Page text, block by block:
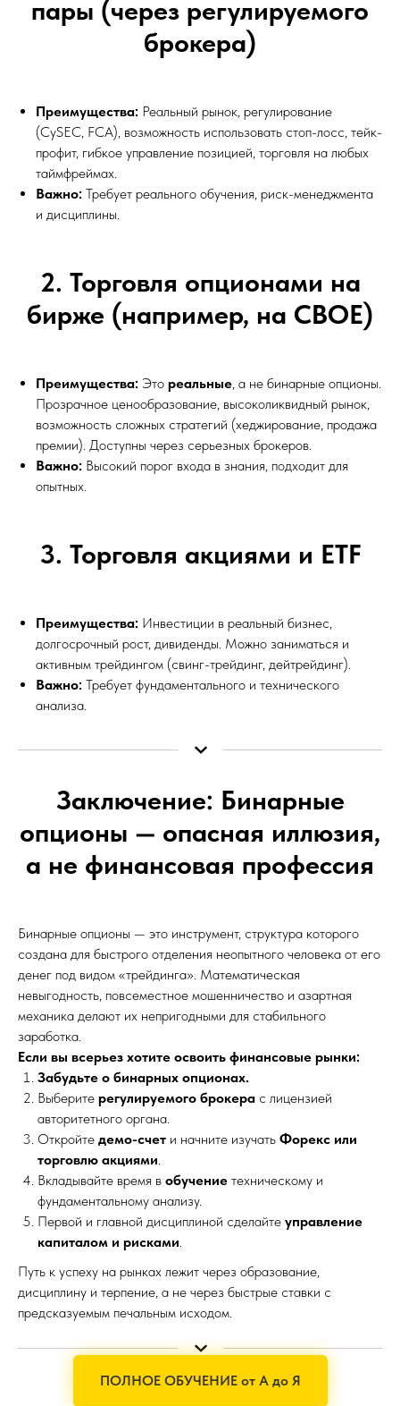
пары (через регулируемого
брокера)
Преимущества: Реальный рынок, регулирование
(CySEC, FCA), возможность использовать стоп-лосс, тейк-
профит, гибкое управление позицией, торговля на любых
таймфреймах.
Важно: Требует реального обучения, риск-менеджмента
и дисциплины.
2. Торговля опционами на
бирже (например, на CBOE)
Преимущества: Это реальные , а не бинарные опционы.
Прозрачное ценообразование, высоколиквидный рынок,
возможность сложных стратегий (хеджирование, продажа
премии). Доступны через серьезных брокеров.
Важно: Высокий порог входа в знания, подходит для
опытных.
3. Торговля акциями и ETF
Преимущества: Инвестиции в реальный бизнес,
долгосрочный рост, дивиденды. Можно заниматься и
активным трейдингом (свинг-трейдинг, дейтрейдинг).
Важно: Требует фундаментального и технического
анализа.
Заключение: Бинарные
опционы — опасная иллюзия,
а не финансовая профессия
Бинарные опционы — это инструмент, структура которого
создана для быстрого отделения неопытного человека от его
денег под видом «трейдинга». Математическая
невыгодность, повсеместное мошенничество и азартная
механика делают их непригодными для стабильного
заработка.
Если вы всерьез хотите освоить финансовые рынки:
Забудьте о бинарных опционах.
Выберите регулируемого брокера с лицензией
авторитетного органа.
Откройте демо-счет и начните изучать Форекс или
торговлю акциями
Вкладывайте время в обучение техническому и
фундаментальному анализу.
Первой и главной дисциплиной сделайте управление
капиталом и рисками
Путь к успеху на рынках лежит через образование,
дисциплину и терпение, а не через быстрые ставки с
предсказуемым печальным исходом.
ПОЛНОЕ ОБУЧЕНИЕ от А до Я